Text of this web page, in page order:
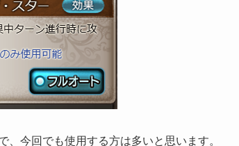
今回でも使用する方は多いと思います。